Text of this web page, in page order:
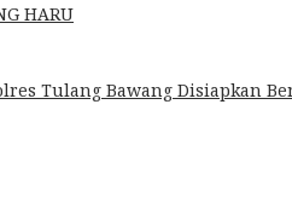
HARU
Tulang Bawang Disiapkan